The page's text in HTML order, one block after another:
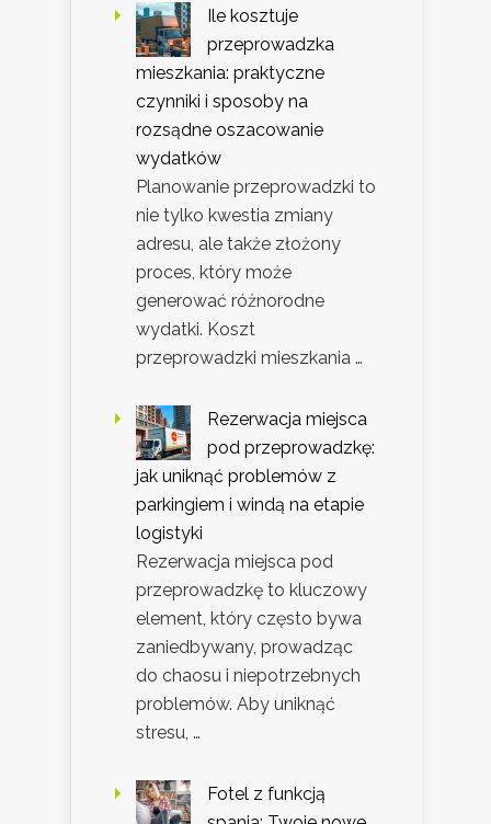
Ile kosztuje
przeprowadzka
mieszkania: praktyczne
czynniki i sposoby na
rozsądne oszacowanie
wydatków
Planowanie przeprowadzki to
nie tylko kwestia zmiany
adresu, ale także złożony
proces, który może
generować różnorodne
wydatki. Koszt
przeprowadzki mieszkania …
Rezerwacja miejsca
pod przeprowadzkę:
jak uniknąć problemów z
parkingiem i windą na etapie
logistyki
Rezerwacja miejsca pod
przeprowadzkę to kluczowy
element, który często bywa
zaniedbywany, prowadząc
do chaosu i niepotrzebnych
problemów. Aby uniknąć
stresu, …
Fotel z funkcją